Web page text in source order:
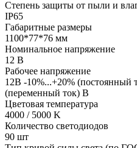
Степень защиты от пыли и
IP65
Габаритные размеры
1100*77*76 мм
Номинальное напряжение
12 В
Рабочее напряжение
12В -10%...+20% (постоянный
(переменный ток) В
Цветовая температура
4000 / 5000 K
Количество светодиодов
90 шт